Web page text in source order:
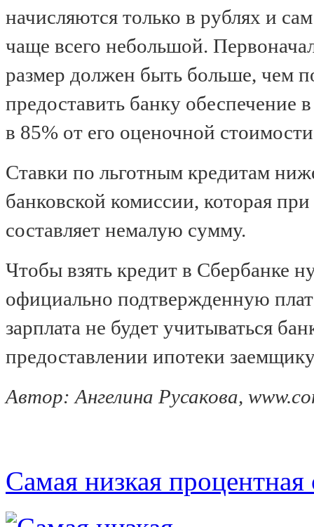
начисляются только в рублях и
чаще всего небольшой.
размер должен быть больше, чем
предоставить банку обеспечение
в 85% от его оценочной
Ставки по льготным кредитам
банковской комиссии, которая
составляет немалую сумму.
Чтобы взять кредит в Сбербанке
официально подтвержденную
зарплата не будет учитываться
предоставлении ипотеки
Автор: Ангелина Русакова,
Самая низкая